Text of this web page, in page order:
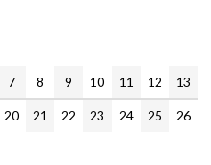
7 8 9 10 11 12 13
20 21 22 23 24 25
26